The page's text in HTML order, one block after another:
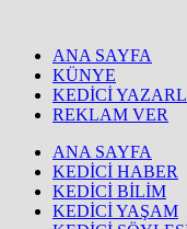
ANA SAYFA
KÜNYE
KEDİCİ
REKLAM VER
ANA SAYFA
KEDİCİ HABER
KEDİCİ BİLİM
KEDİCİ YAŞAM